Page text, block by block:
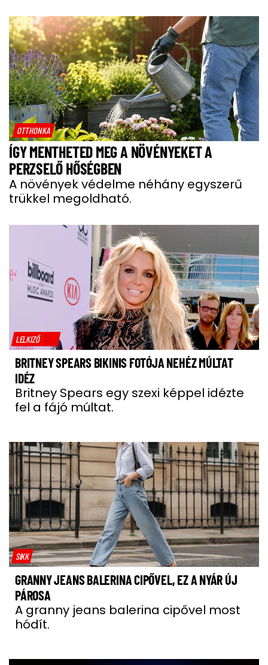
OTTHONKA
ÍGY MENTHETED MEG A NÖVÉNYEKET A
PERZSELŐ HŐSÉGBEN
A növények védelme néhány egyszerű
trükkel megoldható.
LELKIZŐ
BRITNEY SPEARS BIKINIS FOTÓJA NEHÉZ MÚLTAT
IDÉZ
Britney Spears egy szexi képpel idézte
fel a fájó múltat.
SIKK
GRANNY JEANS BALERINA CIPŐVEL, EZ A NYÁR ÚJ
PÁROSA
A granny jeans balerina cipővel most
hódít.